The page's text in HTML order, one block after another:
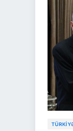
İhsan
əvvəl